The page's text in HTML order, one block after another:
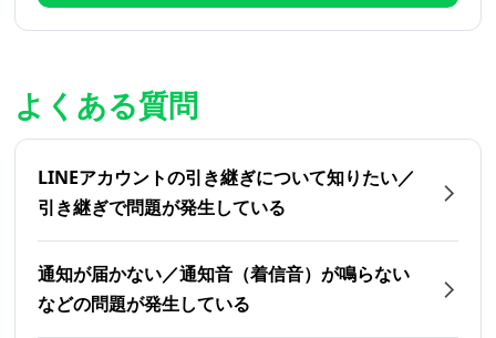
よくある質問
LINEアカウントの引き継ぎについて知りたい／
引き継ぎで問題が発生している
通知が届かない／通知音（着信音）が鳴らない
などの問題が発生している